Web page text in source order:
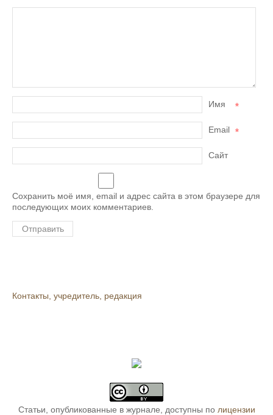
Имя *
Email *
Сайт
Сохранить моё имя, email и адрес сайта в этом браузере для
последующих моих комментариев.
Контакты, учредитель, редакция
Статьи, опубликованные в журнале, доступны по лицензии